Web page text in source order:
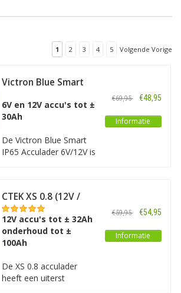
of druppellader die zeer geschikt is voor
en gebruiksvriendelijkheid die voor u van
deze pagina vindt u ons bijpassende
1 2 3 4 5 Volgende Vorige
Victron Blue Smart
6V/12V
6V en 12V accu's tot ±
30Ah
De Victron Blue Smart
IP65 Acculader 6V/12V is
behuizing. De lader is
aan te sluiten met
accuklemmen, eyelets
of via de
sigarettenaansteker
€69,95 €48,95
Informatie
CTEK XS 0.8 (12V /
0,8A)
12V accu's tot ± 32Ah
onderhoud tot ±
100Ah
De XS 0.8 acculader
heeft een uiterst
€59,95 €54,95
Informatie